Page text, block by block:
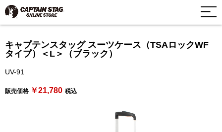
キャプテンスタッグ スーツケース（TSAロックWF
タイプ）＜L＞（ブラック）
UV-91
販売価格 ￥21,780 税込